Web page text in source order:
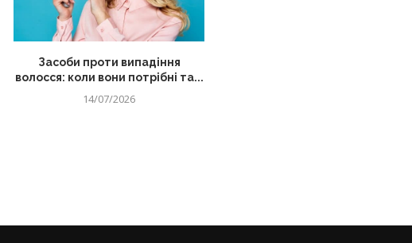
Засоби проти випадіння
волосся: коли вони потрібні та...
14/07/2026